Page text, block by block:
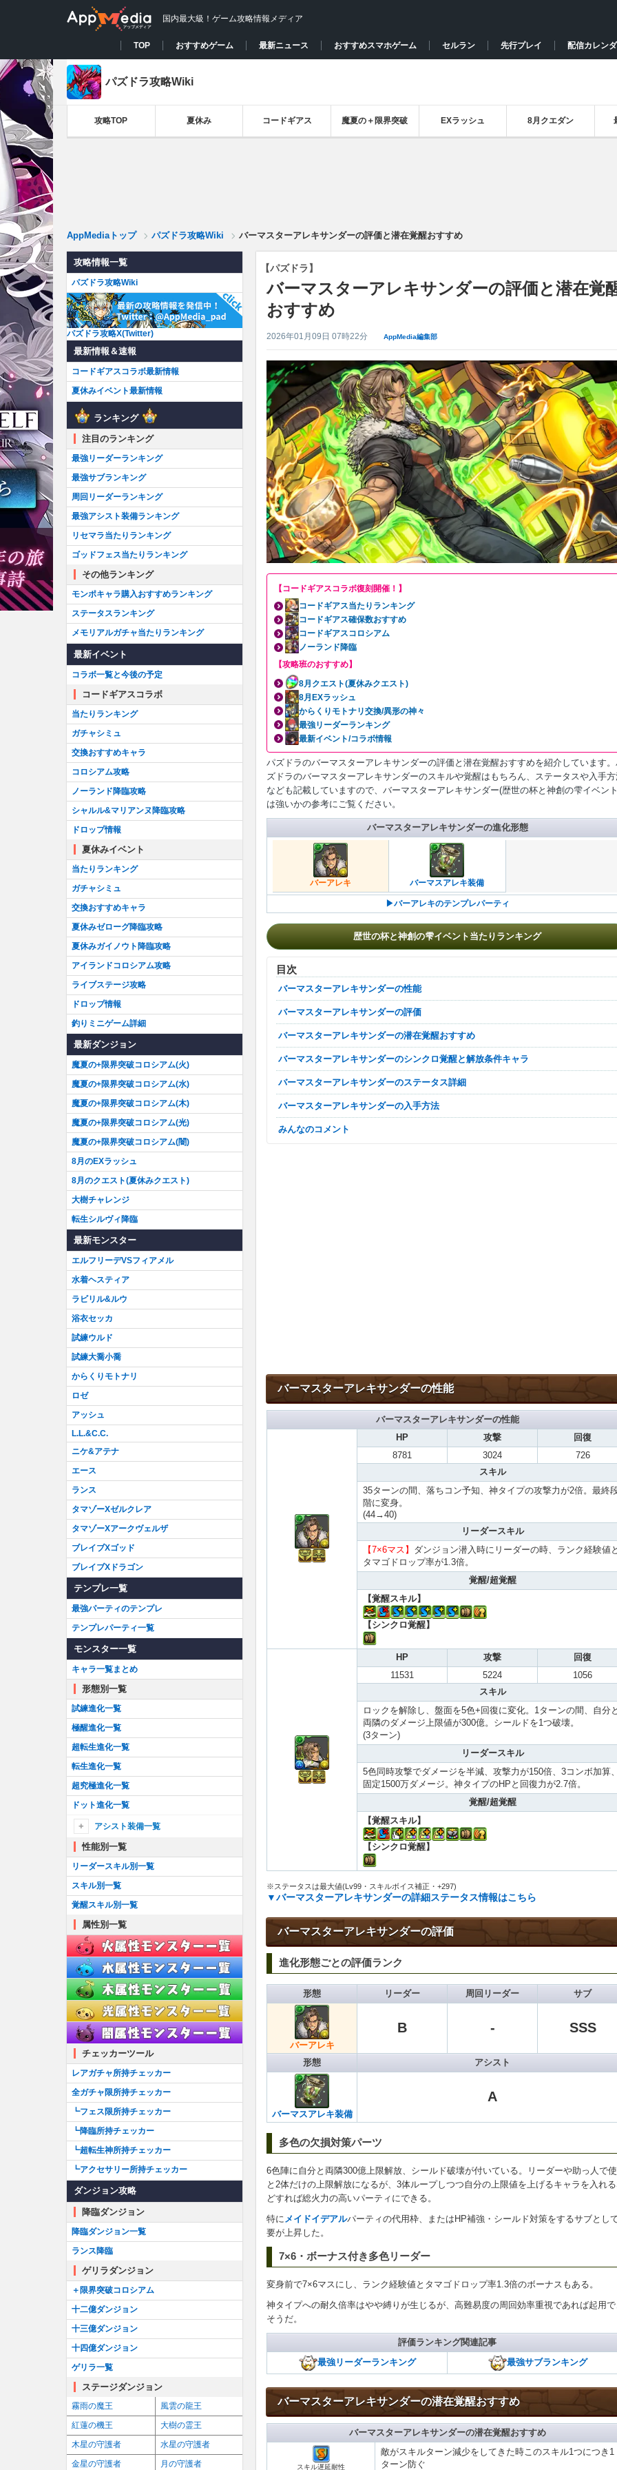
国内最大級！ゲーム攻略情報メディア
TOP おすすめゲーム 最新ニュース おすすめスマホゲーム セルラン 先行プレイ 配信カレン
パズドラ攻略Wiki
攻略TOP 夏休み コードギアス 魔夏の＋限界突破 EXラッシュ 8月クエダン
AppMediaトップ パズドラ攻略Wiki バーマスターアレキサンダーの評価と潜在覚醒おすすめ
【パズドラ】
バーマスターアレキサンダーの評価と潜在覚
おすすめ
2026年01月09日 07時22分 AppMedia編集部
【コードギアスコラボ復刻開催！】
コードギアス当たりランキング
コードギアス確保数おすすめ
コードギアスコロシアム
ノーランド降臨
【攻略班のおすすめ】
8月クエスト(夏休みクエスト)
8月EXラッシュ
からくりモトナリ交換/異形の神々
最強リーダーランキング
最新イベント/コラボ情報
パズドラのバーマスターアレキサンダーの評価と潜在覚醒おすすめを紹介しています
ズドラのバーマスターアレキサンダーのスキルや覚醒はもちろん、ステータスや入手
なども記載していますので、バーマスターアレキサンダー(歴世の杯と神創の雫イベン
は強いかの参考にご覧ください。
バーマスターアレキサンダーの進化形態
バーアレキ バーマスアレキ装備
▶︎バーアレキのテンプレパーティ
歴世の杯と神創の雫イベント当たりランキング
目次
バーマスターアレキサンダーの性能
バーマスターアレキサンダーの評価
バーマスターアレキサンダーの潜在覚醒おすすめ
バーマスターアレキサンダーのシンクロ覚醒と解放条件キャラ
バーマスターアレキサンダーのステータス詳細
バーマスターアレキサンダーの入手方法
みんなのコメント
バーマスターアレキサンダーの性能
バーマスターアレキサンダーの性能
HP 攻撃 回復
8781 3024 726
スキル
35ターンの間、落ちコン予知、神タイプの攻撃力が2倍。最終
階に変身。
(44→40)
リーダースキル
【7×6マス】 ダンジョン潜入時にリーダーの時、ランク経験値と
タマゴドロップ率が1.3倍。
覚醒/超覚醒
【覚醒スキル】
【シンクロ覚醒】
HP 攻撃 回復
11531 5224 1056
スキル
ロックを解除し、盤面を5色+回復に変化。1ターンの間、自分と
両隣のダメージ上限値が300億。シールドを1つ破壊。
(3ターン)
リーダースキル
5色同時攻撃でダメージを半減、攻撃力が150倍、3コンボ加算、
固定1500万ダメージ。神タイプのHPと回復力が2.7倍。
覚醒/超覚醒
【覚醒スキル】
【シンクロ覚醒】
※ステータスは最大値(Lv99・スキルボイス補正・+297)
▼バーマスターアレキサンダーの詳細ステータス情報はこちら
バーマスターアレキサンダーの評価
進化形態ごとの評価ランク
形態 リーダー 周回リーダー サブ
バーアレキ
B - SSS
形態 アシスト
バーマスアレキ装備
A
多色の欠損対策パーツ
6色陣に自分と両隣300億上限解放、シールド破壊が付いている。リーダーや助っ人で使
と2体だけの上限解放になるが、3体ループしつつ自分の上限値を上げるキャラを入れ
どすれば総火力の高いパーティにできる。
特に メイドイデアルパーティの代用枠、またはHP補強・シールド対策をするサブとし
要が上昇した。
7×6・ボーナス付き多色リーダー
変身前で7×6マスにし、ランク経験値とタマゴドロップ率1.3倍のボーナスもある。
神タイプへの耐久倍率はやや縛りが生じるが、高難易度の周回効率重視であれば起用で
そうだ。
評価ランキング関連記事
最強リーダーランキング
最強サブランキング
バーマスターアレキサンダーの潜在覚醒おすすめ
バーマスターアレキサンダーの潜在覚醒おすすめ
スキル遅延耐性
敵がスキルターン減少をしてきた時このスキル1つにつき1
ターン防ぐ
攻略情報一覧
パズドラ攻略Wiki
パズドラ攻略X(Twitter)
最新情報＆速報
コードギアスコラボ最新情報
夏休みイベント最新情報
ランキング
注目のランキング
最強リーダーランキング
最強サブランキング
周回リーダーランキング
最強アシスト装備ランキング
リセマラ当たりランキング
ゴッドフェス当たりランキング
その他ランキング
モンポキャラ購入おすすめランキング
ステータスランキング
メモリアルガチャ当たりランキング
最新イベント
コラボ一覧と今後の予定
コードギアスコラボ
当たりランキング
ガチャシミュ
交換おすすめキャラ
コロシアム攻略
ノーランド降臨攻略
シャルル&マリアンヌ降臨攻略
ドロップ情報
夏休みイベント
当たりランキング
ガチャシミュ
交換おすすめキャラ
夏休みゼローグ降臨攻略
夏休みガイノウト降臨攻略
アイランドコロシアム攻略
ライブステージ攻略
ドロップ情報
釣りミニゲーム詳細
最新ダンジョン
魔夏の+限界突破コロシアム(火)
魔夏の+限界突破コロシアム(水)
魔夏の+限界突破コロシアム(木)
魔夏の+限界突破コロシアム(光)
魔夏の+限界突破コロシアム(闇)
8月のEXラッシュ
8月のクエスト(夏休みクエスト)
大樹チャレンジ
転生シルヴィ降臨
最新モンスター
エルフリーデVSフィアメル
水着ヘスティア
ラビリル&ルウ
浴衣セッカ
試練ウルド
試練大喬小喬
からくりモトナリ
ロゼ
アッシュ
L.L.&C.C.
ニケ&アテナ
エース
ランス
タマゾーXゼルクレア
タマゾーXアークヴェルザ
ブレイブXゴッド
ブレイブXドラゴン
テンプレ一覧
最強パーティのテンプレ
テンプレパーティ一覧
モンスター一覧
キャラ一覧まとめ
形態別一覧
試練進化一覧
極醒進化一覧
超転生進化一覧
転生進化一覧
超究極進化一覧
ドット進化一覧
アシスト装備一覧
アシスト装備一覧
┗アシスト進化のやり方
耳飾り一覧
首飾り一覧
ブローチ一覧
ブレスレット一覧
ティアラ一覧
櫛一覧
懐中時計一覧
性能別一覧
リーダースキル別一覧
スキル別一覧
覚醒スキル別一覧
属性別一覧
チェッカーツール
レアガチャ所持チェッカー
全ガチャ限所持チェッカー
┗フェス限所持チェッカー
┗降臨所持チェッカー
┗超転生神所持チェッカー
┗アクセサリー所持チェッカー
ダンジョン攻略
降臨ダンジョン
降臨ダンジョン一覧
ランス降臨
ゲリラダンジョン
＋限界突破コロシアム
十二億ダンジョン
十三億ダンジョン
十四億ダンジョン
ゲリラ一覧
ステージダンジョン
霧雨の魔王
風雲の龍王
紅蓮の機王
大樹の霊王
木星の守護者
水星の守護者
金星の守護者
月の守護者